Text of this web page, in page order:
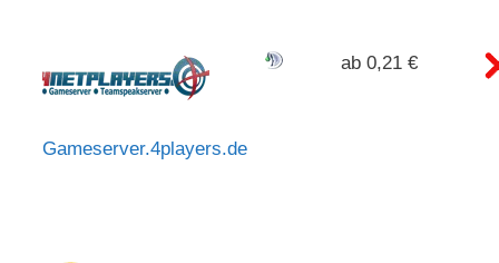
Gameserver.4players.de
ab 0,21 €